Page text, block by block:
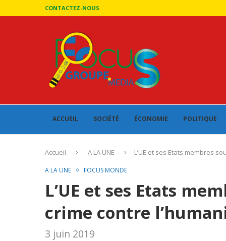
CONTACTEZ-NOUS
ACCUEIL SOCIÉTÉ ÉCONOMIE POLITIQUE
Accueil A LA UNE L’UE et ses Etats membres
A LA UNE FOCUS MONDE
L’UE et ses Etats
crime contre
3 juin 2019